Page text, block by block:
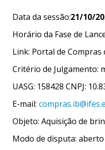
Data da sessão:21/10/
Horário da Fase de
Link: Portal de Compras
Critério de Julgamento:
UASG: 158428 CNPJ:
E-mail:
Objeto: Aquisição de
Modo de disputa: aberto